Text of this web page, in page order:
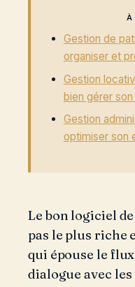
À
Gestion de
organiser et
Gestion
bien gérer
Gestion
optimiser son
Le bon logiciel
pas le plus riche
qui épouse le
dialogue avec